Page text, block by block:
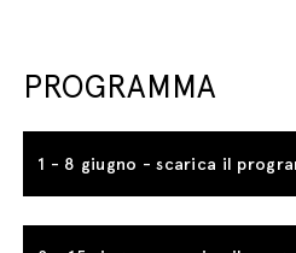
PROGRAMMA
1 - 8 giugno - scarica il